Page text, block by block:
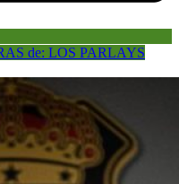
de: LOS PARLAYS